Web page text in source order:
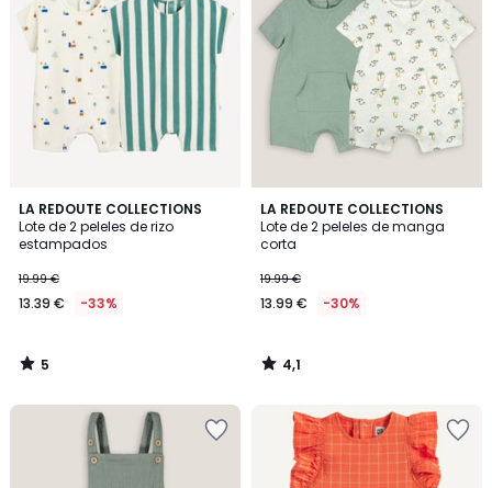
LA REDOUTE COLLECTIONS
Lote de 2 peleles de rizo
estampados
19.99 €
13.39 € -33%
5
/
5
5
/
LA REDOUTE COLLECTIONS
Lote de 2 peleles de manga
corta
19.99 €
13.99 € -30%
4,1
/ 5
4,1
/